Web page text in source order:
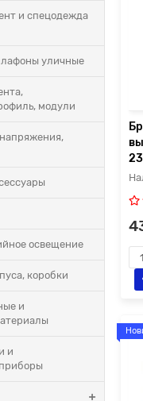
и спецодежда
уличные
модули
освещение
коробки
и
и